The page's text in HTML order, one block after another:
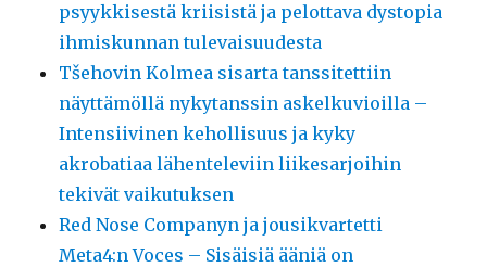
psyykkisestä kriisistä ja pelottava dystopia
ihmiskunnan tulevaisuudesta
Tšehovin Kolmea sisarta tanssitettiin
näyttämöllä nykytanssin askelkuvioilla –
Intensiivinen kehollisuus ja kyky
akrobatiaa lähenteleviin liikesarjoihin
tekivät vaikutuksen
Red Nose Companyn ja jousikvartetti
Meta4:n Voces – Sisäisiä ääniä on